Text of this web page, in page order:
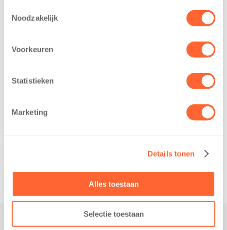
Noodzakelijk
Voorkeuren
Statistieken
Marketing
Details tonen
Alles toestaan
Selectie toestaan
2026 – Kinderen
van BSO De
Eelde trainden
voor de Kids First
realisatie van een
Leeuwarden Zuid.